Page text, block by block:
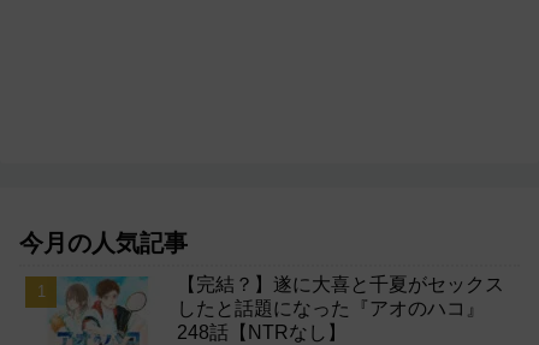
今月の人気記事
【完結？】遂に大喜と千夏がセックス
したと話題になった『アオのハコ』
248話【NTRなし】